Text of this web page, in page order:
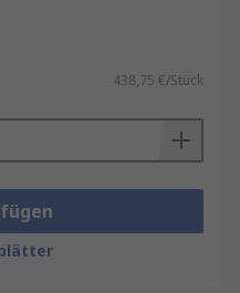
438,75 €/Stück